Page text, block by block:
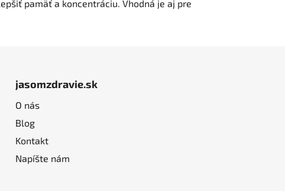
pamäť a koncentráciu. Vhodná je aj pre
jasomzdravie.sk
O nás
Blog
Kontakt
Napíšte nám